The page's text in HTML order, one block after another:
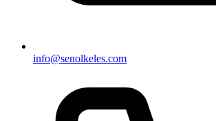
info@senolkeles.com